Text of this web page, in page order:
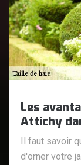
Les
Attichy
Il faut savoir
d'orner votre